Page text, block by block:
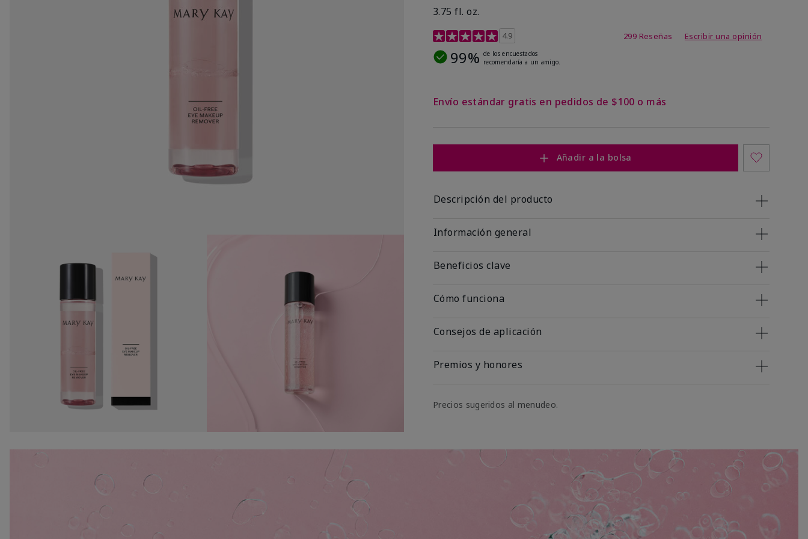
3.75 fl. oz.
Calificación de clientes de 4,8 de 5
4.9 299 Reseñas Escribir una opinión
99% de los encuestados
recomendaría a un amigo.
Envío estándar gratis en pedidos de $100 o más
Añadir a la bolsa
Descripción del producto
Información general
Beneficios clave
Cómo funciona
Consejos de aplicación
Premios y honores
Precios sugeridos al menudeo.